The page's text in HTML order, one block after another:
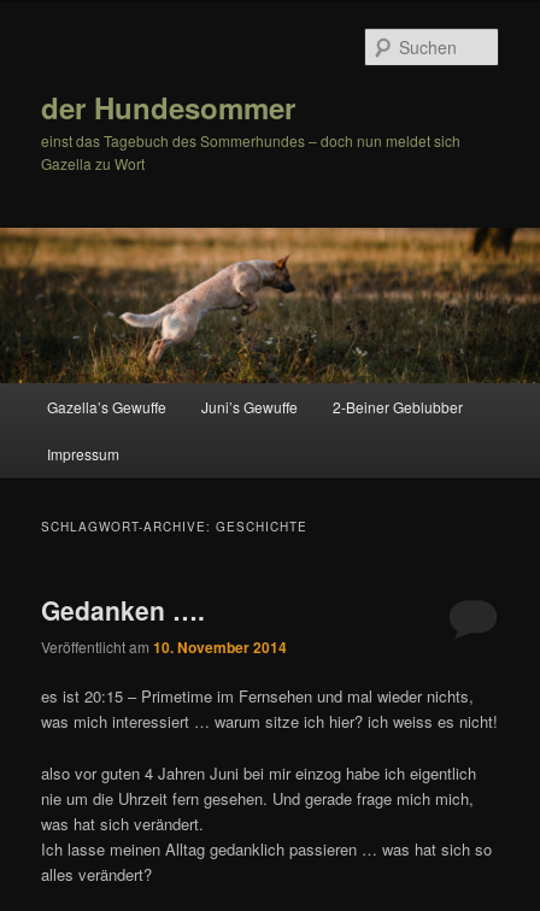
der Hundesommer
einst das Tagebuch des Sommerhundes – doch nun meldet sich
Gazella zu Wort
Gazella’s Gewuffe Juni’s Gewuffe 2-Beiner Geblubber
Impressum
SCHLAGWORT-ARCHIVE:GESCHICHTE
Gedanken ….
Veröffentlicht am10. November 2014
es ist 20:15 – Primetime im Fernsehen und mal wieder nichts,
was mich interessiert … warum sitze ich hier? ich weiss es nicht!
also vor guten 4 Jahren Juni bei mir einzog habe ich eigentlich
nie um die Uhrzeit fern gesehen. Und gerade frage mich mich,
was hat sich verändert.
Ich lasse meinen Alltag gedanklich passieren … was hat sich so
alles verändert?